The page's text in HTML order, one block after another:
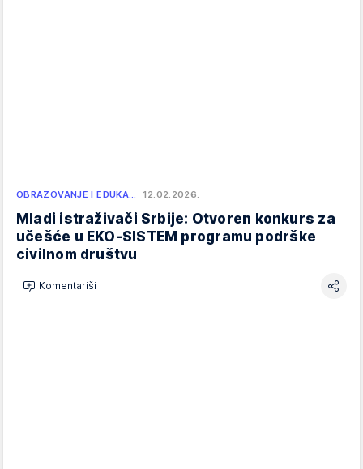
OBRAZOVANJE I EDUKA… 12.02.2026.
Mladi istraživači Srbije: Otvoren konkurs za
učešće u EKO-SISTEM programu podrške
civilnom društvu
Komentariši